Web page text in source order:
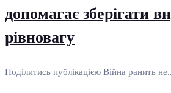
допомагає зберігати
рівновагу
Поділитись публікацією Війна ранить